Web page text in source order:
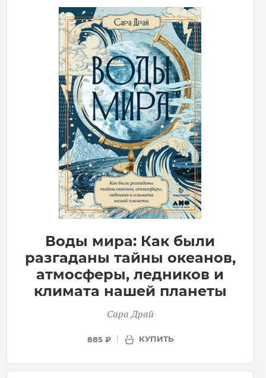
Воды мира: Как были
разгаданы тайны океанов,
атмосферы, ледников и
климата нашей планеты
Сара Драй
885 ₽ КУПИТЬ